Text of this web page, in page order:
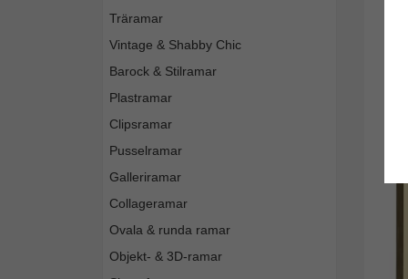
Träramar
Vintage & Shabby Chic
Barock & Stilramar
Plastramar
Clipsramar
Pusselramar
Galleriramar
Collageramar
Ovala & runda ramar
Objekt- & 3D-ramar